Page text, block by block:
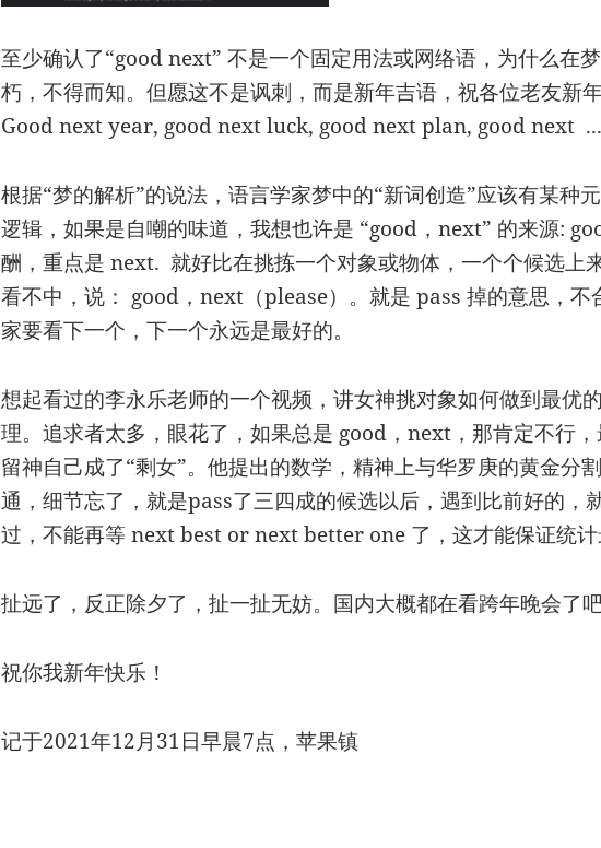
至少确认了“good next” 不是一个固定用法或网络语，为什么在
朽，不得而知。但愿这不是讽刺，而是新年吉语，祝各位老友新
Good next year, good next luck, good next plan, good next
根据“梦的解析”的说法，语言学家梦中的“新词创造”应该有某种
逻辑，如果是自嘲的味道，我想也许是 “good，next” 的来源:
酬，重点是 next. 就好比在挑拣一个对象或物体，一个个候选上
看不中，说： good，next（please）。就是 pass 掉的意思，不
家要看下一个，下一个永远是最好的。
想起看过的李永乐老师的一个视频，讲女神挑对象如何做到最优
理。追求者太多，眼花了，如果总是 good，next，那肯定不行
留神自己成了“剩女”。他提出的数学，精神上与华罗庚的黄金分
通，细节忘了，就是pass了三四成的候选以后，遇到比前好的，
过，不能再等 next best or next better one 了，这才能保证统计
扯远了，反正除夕了，扯一扯无妨。国内大概都在看跨年晚会了吧
祝你我新年快乐！
记于2021年12月31日早晨7点，苹果镇